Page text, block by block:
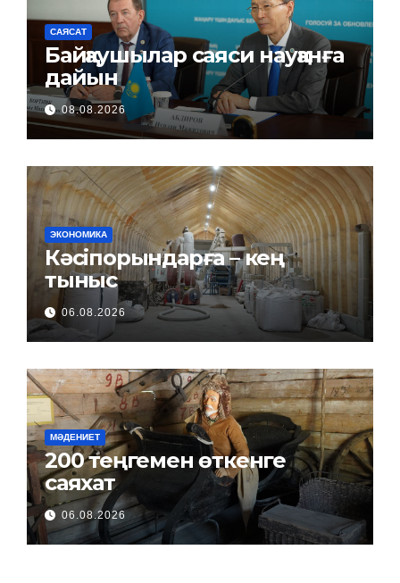
САЯСАТ
Байқаушылар саяси науқанға
дайын
08.08.2026
ЭКОНОМИКА
Кәсіпорындарға – кең
тыныс
06.08.2026
МӘДЕНИЕТ
200 теңгемен өткенге
саяхат
06.08.2026